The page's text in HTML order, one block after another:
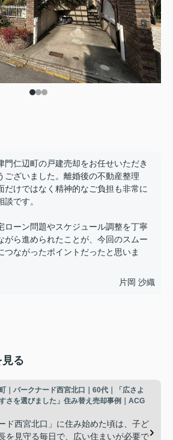
門仁辺町の戸建売却をお任せいただき
ございました。離婚後の不動産整理
だけではなく精神的なご負担も非常に
談です。
ローン問題やスケジュール調整を丁寧
がら進められたことが、今回のスムー
つながったポイントだったと思いま
片岡 沙織
る
｜パークナード西宮北口｜60代｜「広さよ
さを選びました」住み替え売却事例｜ACG
ド西宮北口」に住み始めた頃は、子ど
を見守る毎日で、広い住まいが必要で